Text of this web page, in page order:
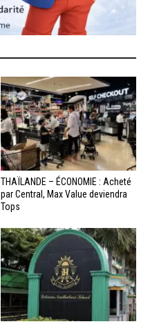
THAÏLANDE – ÉCONOMIE : Acheté
par Central, Max Value deviendra
Tops